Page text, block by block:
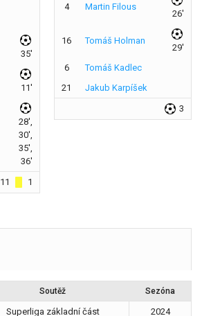
35'
11'
28',
30',
35',
36'
11
1
4 Martin Filous
26'
16 Tomáš Holman
29'
6
Tomáš Kadlec
21
Jakub Karpíšek
3
Soutěž Sezóna
Superliga základní část 2024